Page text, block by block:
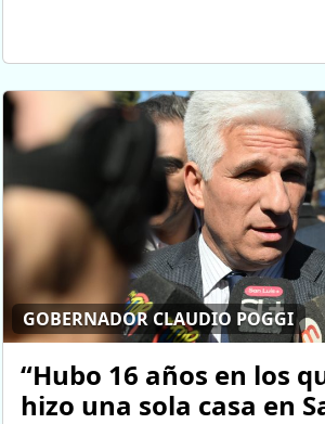
GOBERNADOR CLAUDIO POGGI
“Hubo 16 años en los
hizo una sola casa en